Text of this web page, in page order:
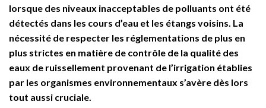
lorsque des niveaux inacceptables de polluants ont été
détectés dans les cours d’eau et les étangs voisins. La
nécessité de respecter les réglementations de plus en
plus strictes en matière de contrôle de la qualité des
eaux de ruissellement provenant de l’irrigation établies
par les organismes environnementaux s’avère dès lors
tout aussi cruciale.